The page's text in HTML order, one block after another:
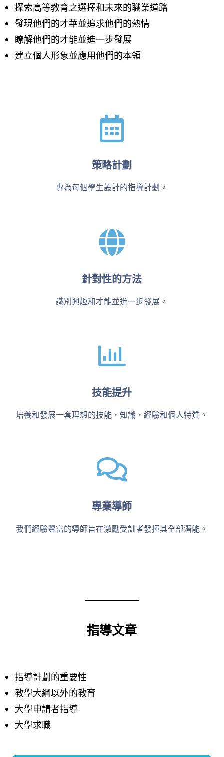
探索高等教育之選擇和未來的職業道路
發現他們的才華並追求他們的熱情
瞭解他們的才能並進一步發展
建立個人形象並應用他們的本領
策略計劃
專為每個學生設計的指導計劃。
針對性的方法
識別興趣和才能並進一步發展。
技能提升
培養和發展一套理想的技能，知識，經驗和個人特質。
專業導師
我們經驗豐富的導師旨在激勵受訓者發揮其全部潛能。
指導文章
指導計劃的重要性
教學大綱以外的教育
大學申請者指導
大學求職